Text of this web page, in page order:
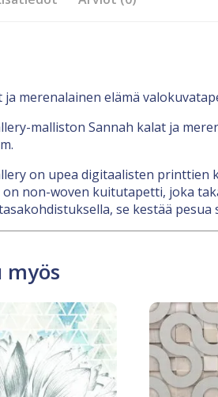
ja merenalainen elämä
malliston Sannah kalat ja
on upea digitaalisten printtien
non-woven kuitutapetti, joka
se kestää